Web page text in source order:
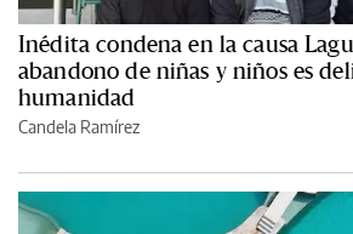
Inédita condena en la causa
abandono de niñas y niños es
humanidad
Candela Ramírez